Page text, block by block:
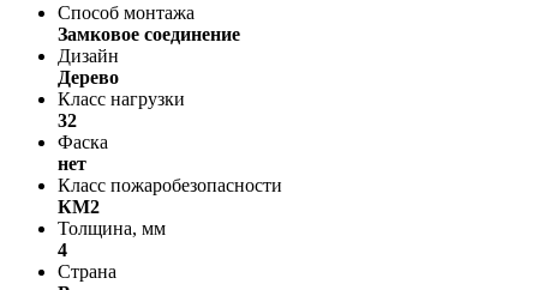
Способ монтажа
Замковое соединение
Дизайн
Дерево
Класс нагрузки
32
Фаска
нет
Класс пожаробезопасности
КМ2
Толщина, мм
4
Страна